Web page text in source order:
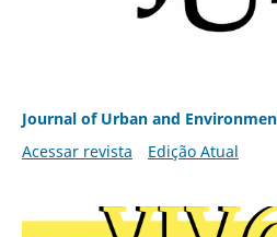
Journal of Urban and
Acessar revista
Edição Atual